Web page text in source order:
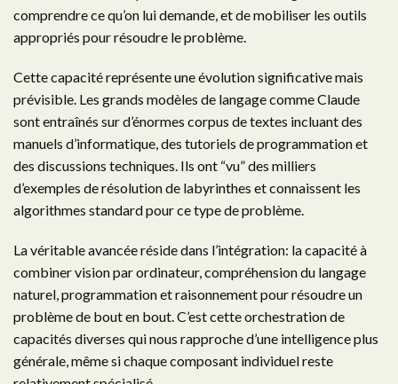
comprendre ce qu’on lui demande, et de mobiliser les outils
appropriés pour résoudre le problème.
Cette capacité représente une évolution significative mais
prévisible. Les grands modèles de langage comme Claude
sont entraînés sur d’énormes corpus de textes incluant des
manuels d’informatique, des tutoriels de programmation et
des discussions techniques. Ils ont “vu” des milliers
d’exemples de résolution de labyrinthes et connaissent les
algorithmes standard pour ce type de problème.
La véritable avancée réside dans l’intégration: la capacité à
combiner vision par ordinateur, compréhension du langage
naturel, programmation et raisonnement pour résoudre un
problème de bout en bout. C’est cette orchestration de
capacités diverses qui nous rapproche d’une intelligence plus
générale, même si chaque composant individuel reste